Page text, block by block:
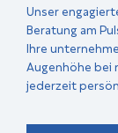
Unser
Beratung am
Ihre
Augenhöhe bei
jederzeit